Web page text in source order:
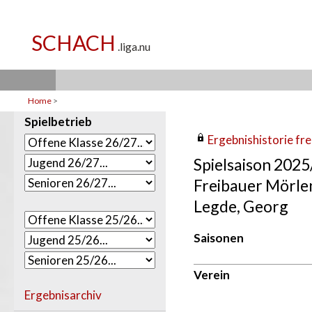
Home >
Spielbetrieb
Ergebnisarchiv
Ergebnishistorie
Spielsaison
Freibauer
Legde, Georg
Saisonen
Verein